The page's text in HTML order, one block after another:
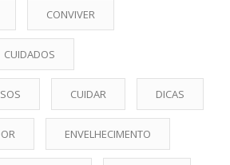
CONVIVER
CUIDADOS
CUIDAR DICAS
ENVELHECIMENTO